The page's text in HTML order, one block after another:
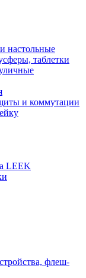
настольные
таблетки
и коммутации
LEEK
флеш-